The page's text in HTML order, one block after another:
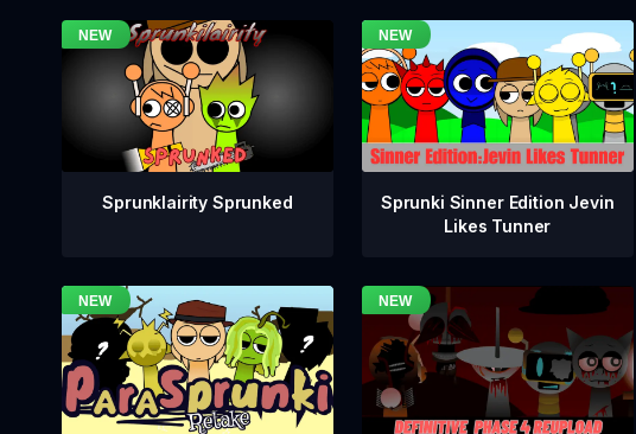
Sprunklairity Sprunked
Sprunki Sinner Edition Jevin
Likes Tunner